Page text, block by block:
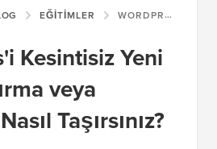
EĞITIMLER WORDPRESS'I KESINTISIZ YENI BIR BARINDIRMA VEYA SUNUCUYA NASIL TAŞIRSINIZ?
Kesintisiz Yeni
veya
Taşırsınız?